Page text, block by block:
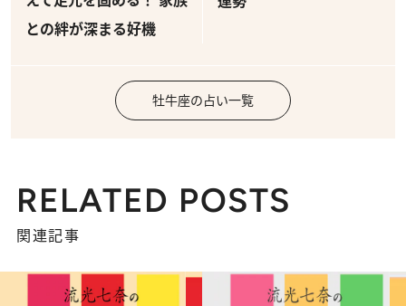
との絆が深まる好機
牡牛座の占い一覧
RELATED POSTS
関連記事